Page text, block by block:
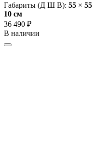
Габариты (Д Ш В): 55 × 55
10 cм
36 490 ₽
В наличии